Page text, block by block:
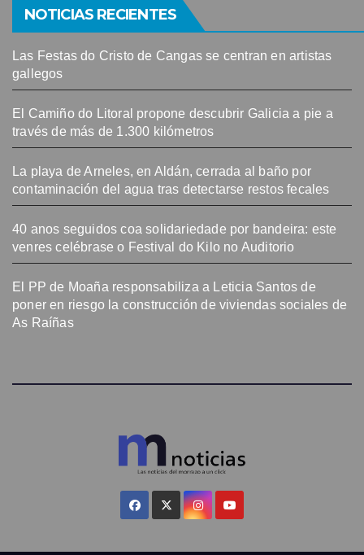
NOTICIAS RECIENTES
Las Festas do Cristo de Cangas se centran en artistas
gallegos
El Camiño do Litoral propone descubrir Galicia a pie a
través de más de 1.300 kilómetros
La playa de Arneles, en Aldán, cerrada al baño por
contaminación del agua tras detectarse restos fecales
40 anos seguidos coa solidariedade por bandeira: este
venres celébrase o Festival do Kilo no Auditorio
El PP de Moaña responsabiliza a Leticia Santos de
poner en riesgo la construcción de viviendas sociales de
As Raíñas